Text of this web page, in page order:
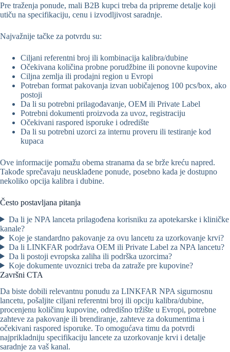
Pre traženja ponude, mali B2B kupci treba da pripreme detalje koji
utiču na specifikaciju, cenu i izvodljivost saradnje.
Najvažnije tačke za potvrdu su:
Ciljani referentni broj ili kombinacija kalibra/dubine
Očekivana količina probne porudžbine ili ponovne kupovine
Ciljna zemlja ili prodajni region u Evropi
Potreban format pakovanja izvan uobičajenog 100 pcs/box, ako
postoji
Da li su potrebni prilagođavanje, OEM ili Private Label
Potrebni dokumenti proizvoda za uvoz, registraciju
Očekivani raspored isporuke i odredište
Da li su potrebni uzorci za internu proveru ili testiranje kod
kupaca
Ove informacije pomažu obema stranama da se brže kreću napred.
Takođe sprečavaju neusklađene ponude, posebno kada je dostupno
nekoliko opcija kalibra i dubine.
Često postavljana pitanja
Da li je NPA lanceta prilagođena korisniku za apotekarske i kliničke
kanale?
Koje je standardno pakovanje za ovu lancetu za uzorkovanje krvi?
Da li LINKFAR podržava OEM ili Private Label za NPA lancetu?
Da li postoji evropska zaliha ili podrška uzorcima?
Koje dokumente uvoznici treba da zatraže pre kupovine?
Završni CTA
Da biste dobili relevantnu ponudu za LINKFAR NPA sigurnosnu
lancetu, pošaljite ciljani referentni broj ili opciju kalibra/dubine,
procenjenu količinu kupovine, odredišno tržište u Evropi, potrebne
zahteve za pakovanje ili brendiranje, zahteve za dokumentima i
očekivani raspored isporuke. To omogućava timu da potvrdi
najprikladniju specifikaciju lancete za uzorkovanje krvi i detalje
saradnje za vaš kanal.